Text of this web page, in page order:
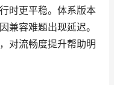
时更平稳。体系版本
兼容难题出现延迟。
对流畅度提升帮助明